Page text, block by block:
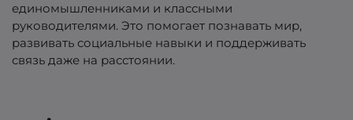
единомышленниками и классными
руководителями. Это помогает познавать мир,
развивать социальные навыки и поддерживать
связь даже на расстоянии.